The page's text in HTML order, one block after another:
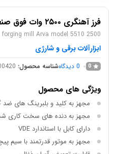
فرز آهنگری ۲۵۰۰ وات فوق صنعتی آروا مدل ۵۵۱۰
2500 watt ultra-industrial forging mill Arva model 5510
ابزارآلات برقی و شارژی
0
0 دیدگاهشناسه محصول:
ویژگی های محصول
مجهز به کلید و بلبرینگ های ضد
مجهز به دنده های سخت کاری
دارای کابل با استاندارد VDE
مجهز به موتور قدرتمند با سیم پیچی